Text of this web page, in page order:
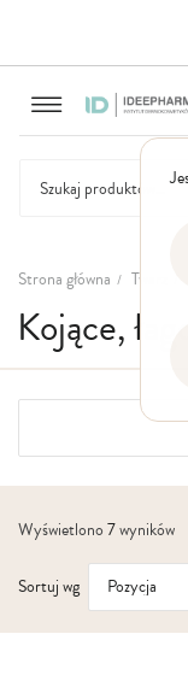
do
treści
Strona główna Twarz
Kojące,
Wyświetlono7wyników
Sortuj wg